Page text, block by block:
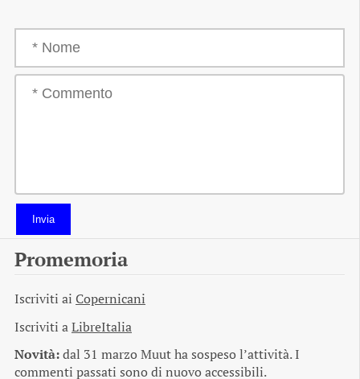
Invia
Promemoria
Iscriviti ai Copernicani
Iscriviti aLibreItalia
Novità:dal 31 marzo Muut ha sospeso l’attività. I
commenti passati sono di nuovo accessibili.